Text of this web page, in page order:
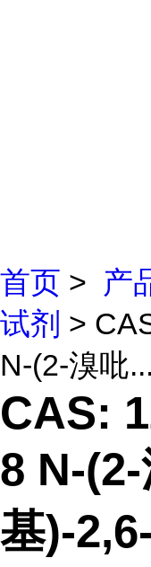
首页 > 产
试剂 >
N-(2-溴吡...
CAS:
8 N-
基)-